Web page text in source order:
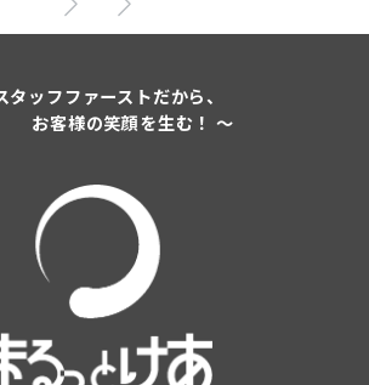
タッフファーストだから、
お客様の笑顔を生む！ ～